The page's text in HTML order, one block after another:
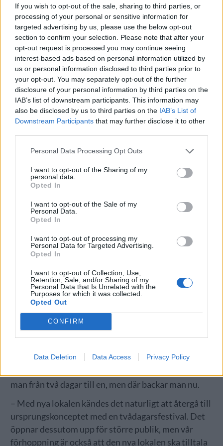
If you wish to opt-out of the sale, sharing to third parties, or
processing of your personal or sensitive information for
targeted advertising by us, please use the below opt-out
section to confirm your selection. Please note that after your
opt-out request is processed you may continue seeing
interest-based ads based on personal information utilized by
us or personal information disclosed to third parties prior to
your opt-out. You may separately opt-out of the further
disclosure of your personal information by third parties on the
IAB’s list of downstream participants. This information may
also be disclosed by us to third parties on the IAB’s List of
Downstream Participants that may further disclose it to other
Personal Data Processing Opt Outs
I want to opt-out of the Sharing of my
personal data.
Opted In
I want to opt-out of the Sale of my
Personal Data.
Opted In
I want to opt-out of processing my
Personal Data for Targeted Advertising.
Opted In
I want to opt-out of Collection, Use,
Retention, Sale, and/or Sharing of my
Personal Data that Is Unrelated with the
Purposes for which it was collected.
Opted Out
CONFIRM
Data Deletion Data Access Privacy Policy
innebär att man drar ner på antalet utställande
bryggerier, från 100, till mellan 60 och 70 stycken.
– Som alltid är det vi i arrangörsgruppen som väljer
ut vilka bryggerier som blir inbjudna, vi har inte
direkt någon anmälningsfunktion. Vi vill främst ha
en bra geografisk spridning över hela Sverige, vi vill
erbjuda en hög kvalitet på ölen och vi vill gärna att de
som representerar bryggerierna på plats är fina och
trevliga människor som gör gästens upplevelse till
något extra. Det är våra kriterier, lite slarvigt
sammanfattade, säger Erik Frithiof.
Totalt hoppas man på att kunna locka 3 600
man från två dagar till en, men där backar man nu.
– Med nya lokalen kändes det naturligt att återgå till
ursprungskonceptet med en tvådagarsfestival. Det
öppnar dessutom upp för större publik, men vår
förhoppning är också att den nya lokalen ska tilltala